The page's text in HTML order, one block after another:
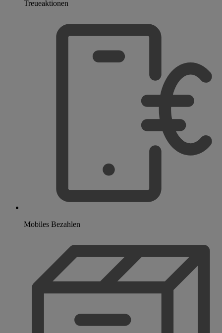
Treueaktionen
Mobiles Bezahlen